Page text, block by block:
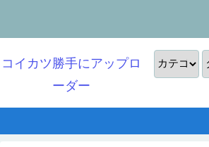
コイカツ勝手にアップロ
ーダー